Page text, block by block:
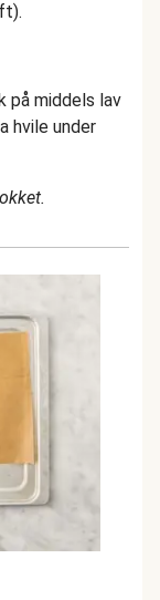
på middels lav
hvile under